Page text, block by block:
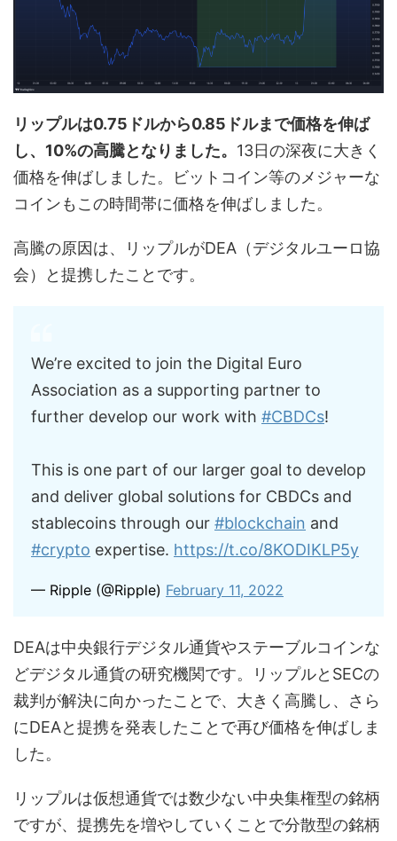
リップルは0.75ドルから0.85ドルまで価格を伸ば
し、10%の高騰となりました。 13日の深夜に大きく
価格を伸ばしました。ビットコイン等のメジャーな
コインもこの時間帯に価格を伸ばしました。
高騰の原因は、リップルがDEA（デジタルユーロ協
会）と提携したことです。
We’re excited to join the Digital Euro
Association as a supporting partner to
further develop our work with #CBDCs!
This is one part of our larger goal to develop
and deliver global solutions for CBDCs and
stablecoins through our #blockchain and
#crypto expertise. https://t.co/8KODIKLP5y
— Ripple (@Ripple) February 11, 2022
DEAは中央銀行デジタル通貨やステーブルコインな
どデジタル通貨の研究機関です。リップルとSECの
裁判が解決に向かったことで、大きく高騰し、さら
にDEAと提携を発表したことで再び価格を伸ばしま
した。
リップルは仮想通貨では数少ない中央集権型の銘柄
ですが、提携先を増やしていくことで分散型の銘柄